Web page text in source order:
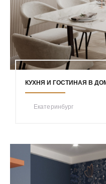
КУХНЯ И ГОСТИНАЯ В
Екатеринбург